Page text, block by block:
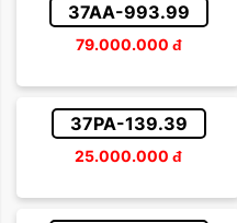
37AA-993.99
79.000.000 đ
37PA-139.39
25.000.000 đ